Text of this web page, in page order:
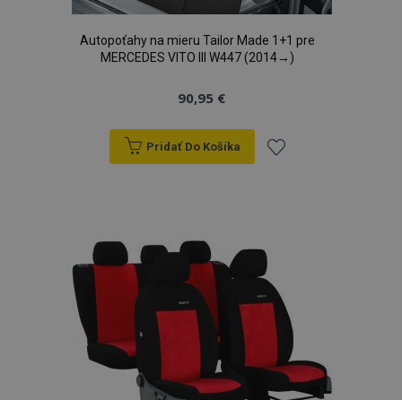
Autopoťahy na mieru Tailor Made 1+1 pre
MERCEDES VITO III W447 (2014→)
90,95 €
Pridať Do Košíka
zoznamu
prianí